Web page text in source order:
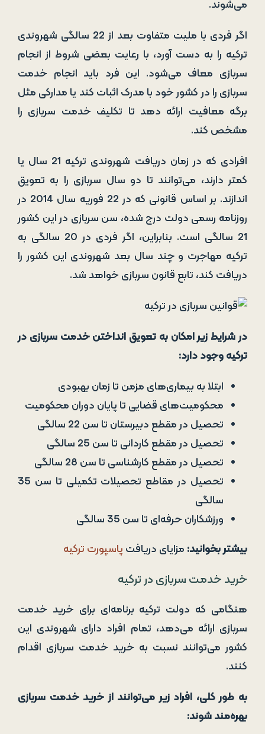
می‌شوند.
اگر فردی با ملیت متفاوت بعد از 22 سالگی شهروندی
ترکیه را به دست آورد، با رعایت بعضی شروط از انجام
سربازی معاف می‌شود. این فرد باید انجام خدمت
سربازی را در کشور خود با مدرک اثبات کند یا مدارکی مثل
برگه معافیت ارائه دهد تا تکلیف خدمت سربازی را
مشخص کند.
افرادی که در زمان دریافت شهروندی ترکیه 21 سال یا
کمتر دارند، می‌توانند تا دو سال سربازی را به تعویق
اندازند. بر اساس قانونی که در 22 فوریه سال 2014 در
روزنامه رسمی دولت درج شده، سن سربازی در این کشور
21 سالگی است. بنابراین، اگر فردی در 20 سالگی به
ترکیه مهاجرت و چند سال بعد شهروندی این کشور را
دریافت کند، تابع قانون سربازی خواهد شد.
در شرایط زیر امکان به تعویق انداختن خدمت سربازی در
ترکیه وجود دارد:
ابتلا به بیماری‌های مزمن تا زمان بهبودی
محکومیت‌های قضایی تا پایان دوران محکومیت
تحصیل در مقطع دبیرستان تا سن 22 سالگی
تحصیل در مقطع کاردانی تا سن 25 سالگی
تحصیل در مقطع کارشناسی تا سن 28 سالگی
تحصیل در مقاطع تحصیلات تکمیلی تا سن 35
سالگی
ورزشکاران حرفه‌ای تا سن 35 سالگی
بیشتر بخوانید: مزایای دریافت پاسپورت ترکیه
خرید خدمت سربازی در ترکیه
هنگامی که دولت ترکیه برنامه‌ای برای خرید خدمت
سربازی ارائه می‌دهد، تمام افراد دارای شهروندی این
کشور می‌توانند نسبت به خرید خدمت سربازی اقدام
کنند.
به طور کلی، افراد زیر می‌توانند از خرید خدمت سربازی
بهره‌مند شوند: